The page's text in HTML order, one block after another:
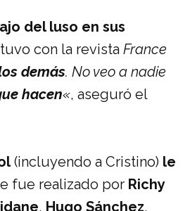
del luso en sus
con la revista France
demás. No veo a nadie
hacen«, aseguró el
(incluyendo a Cristino) le
fue realizado por Richy
, Hugo Sánchez,